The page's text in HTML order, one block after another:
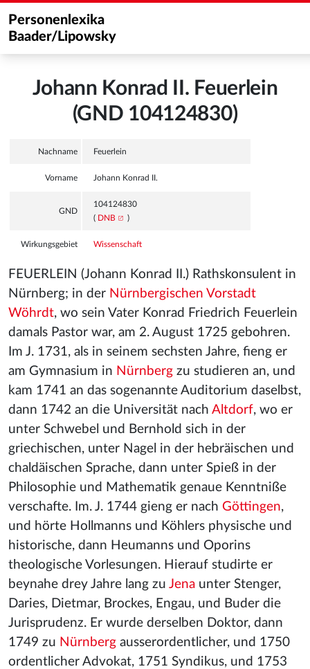
Personenlexika
Baader/Lipowsky
Johann Konrad II. Feuerlein
(GND 104124830)
Nachname Feuerlein
Vorname Johann Konrad II.
GND
104124830
( DNB )
Wirkungsgebiet Wissenschaft
FEUERLEIN (Johann Konrad II.) Rathskonsulent in
Nürnberg; in der Nürnbergischen Vorstadt
Wöhrdt, wo sein Vater Konrad Friedrich Feuerlein
damals Pastor war, am 2. August 1725 gebohren.
Im J. 1731, als in seinem sechsten Jahre, fieng er
am Gymnasium in Nürnberg zu studieren an, und
kam 1741 an das sogenannte Auditorium daselbst,
dann 1742 an die Universität nach Altdorf, wo er
unter Schwebel und Bernhold sich in der
griechischen, unter Nagel in der hebräischen und
chaldäischen Sprache, dann unter Spieß in der
Philosophie und Mathematik genaue Kenntniße
verschafte. Im. J. 1744 gieng er nach Göttingen,
und hörte Hollmanns und Köhlers physische und
historische, dann Heumanns und Oporins
theologische Vorlesungen. Hierauf studirte er
beynahe drey Jahre lang zu Jena unter Stenger,
Daries, Dietmar, Brockes, Engau, und Buder die
Jurisprudenz. Er wurde derselben Doktor, dann
1749 zu Nürnberg ausserordentlicher, und 1750
ordentlicher Advokat, 1751 Syndikus, und 1753